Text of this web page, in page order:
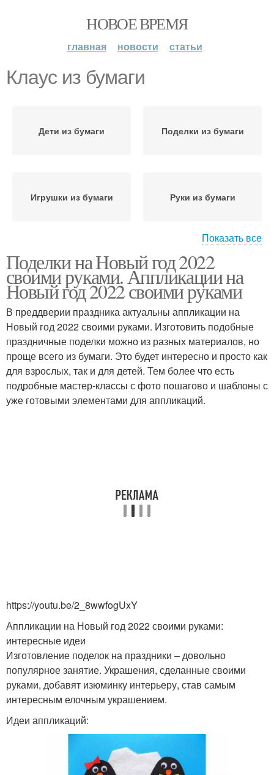
НОВОЕ ВРЕМЯ
главная новости статьи
Клаус из бумаги
Дети из бумаги Поделки из бумаги
Игрушки из бумаги Руки из бумаги
Работы с бумагой
Показать все
Поделки на Новый год 2022
своими руками. Аппликации на
Новый год 2022 своими руками
В преддверии праздника актуальны аппликации на
Новый год 2022 своими руками. Изготовить подобные
праздничные поделки можно из разных материалов, но
проще всего из бумаги. Это будет интересно и просто как
для взрослых, так и для детей. Тем более что есть
подробные мастер-классы с фото пошагово и шаблоны с
уже готовыми элементами для аппликаций.
https://youtu.be/2_8wwfogUxY
Аппликации на Новый год 2022 своими руками:
интересные идеи
Изготовление поделок на праздники – довольно
популярное занятие. Украшения, сделанные своими
руками, добавят изюминку интерьеру, став самым
интересным елочным украшением.
Идеи аппликаций: